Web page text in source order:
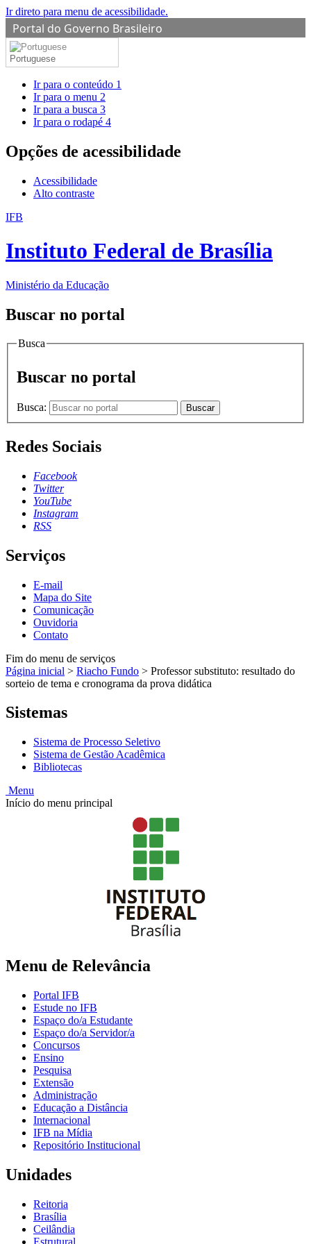
Ir direto para menu de acessibilidade.
Portal do Governo Brasileiro
Portuguese
Ir para o conteúdo 1
Ir para o menu 2
Ir para a busca 3
Ir para o rodapé 4
Opções de acessibilidade
Acessibilidade
Alto contraste
IFB
Instituto Federal de Brasília
Ministério da Educação
Buscar no portal
Busca
Buscar no portal
Busca: Buscar
Redes Sociais
Facebook
Twitter
YouTube
Instagram
RSS
Serviços
E-mail
Mapa do Site
Comunicação
Ouvidoria
Contato
Fim do menu de serviços
Página inicial > Riacho Fundo > Professor substituto: resultado do
sorteio de tema e cronograma da prova didática
Sistemas
Sistema de Processo Seletivo
Sistema de Gestão Acadêmica
Bibliotecas
Menu
Início do menu principal
Menu de Relevância
Portal IFB
Estude no IFB
Espaço do/a Estudante
Espaço do/a Servidor/a
Concursos
Ensino
Pesquisa
Extensão
Administração
Educação a Distância
Internacional
IFB na Mídia
Repositório Institucional
Unidades
Reitoria
Brasília
Ceilândia
Estrutural